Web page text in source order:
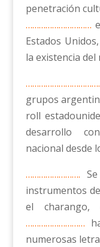
penetración
…………………………
Estados
la existencia del
grupos
roll
desarrollo
nacional desde
…………………….
instrumentos
el
………………………
numerosas